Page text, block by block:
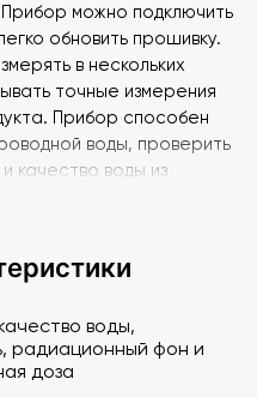
можно подключить
обновить прошивку.
в нескольких
точные измерения
Прибор способен
воды, проверить
качество воды из
воды и любых
накопленную дозу.
и магнитных
территории.
воды,
радиационный фон и
доза